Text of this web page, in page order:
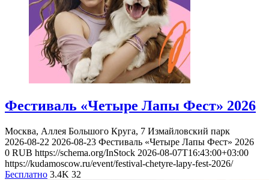
Фестиваль «Четыре Лапы Фест» 2026
Москва, Аллея Большого Круга, 7 Измайловский парк
2026-08-22 2026-08-23 Фестиваль «Четыре Лапы Фест» 2026
0 RUB https://schema.org/InStock 2026-08-07T16:43:00+03:00
https://kudamoscow.ru/event/festival-chetyre-lapy-fest-2026/
Бесплатно 3.4K 32